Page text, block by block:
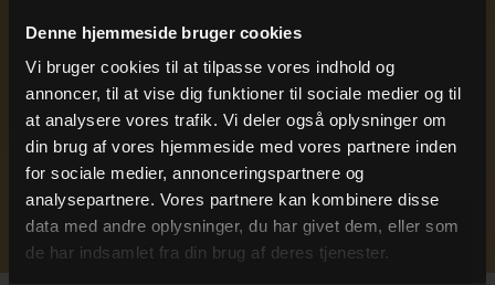
Denne hjemmeside bruger cookies
Vi bruger cookies til at tilpasse vores indhold og
annoncer, til at vise dig funktioner til sociale medier og til
at analysere vores trafik. Vi deler også oplysninger om
din brug af vores hjemmeside med vores partnere inden
for sociale medier, annonceringspartnere og
analysepartnere. Vores partnere kan kombinere disse
data med andre oplysninger, du har givet dem, eller som
de har indsamlet fra din brug af deres tjenester.
Klar til at bookeNytårs Take Away
2025
Skriv eller ring — vi vender tilbage inden for 24 timer på
hverdage.
+45 75 21 11 00
BESTIL / RESERVÉR